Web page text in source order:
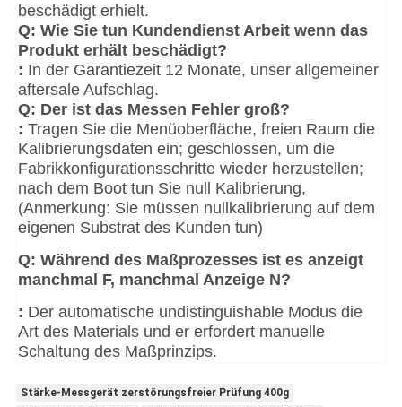
beschädigt erhielt.
Q: Wie Sie tun Kundendienst Arbeit wenn das
Produkt erhält beschädigt?
: In der Garantiezeit 12 Monate, unser allgemeiner
aftersale Aufschlag.
Q: Der ist das Messen Fehler groß?
: Tragen Sie die Menüoberfläche, freien Raum die
Kalibrierungsdaten ein; geschlossen, um die
Fabrikkonfigurationsschritte wieder herzustellen;
nach dem Boot tun Sie null Kalibrierung,
(Anmerkung: Sie müssen nullkalibrierung auf dem
eigenen Substrat des Kunden tun)
Q: Während des Maßprozesses ist es anzeigt
manchmal F, manchmal Anzeige N?
: Der automatische undistinguishable Modus die
Art des Materials und er erfordert manuelle
Schaltung des Maßprinzips.
Stärke-Messgerät zerstörungsfreier Prüfung 400g